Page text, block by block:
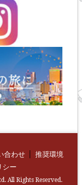
合わせ
推奨環境
シー
All Rights Reserved.